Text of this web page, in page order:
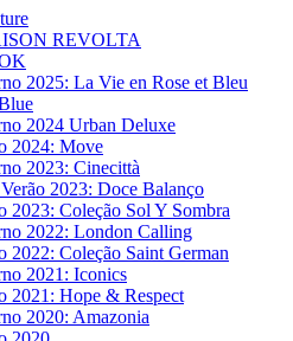
REVOLTA
2025: La Vie en Rose et Bleu
2024 Urban Deluxe
2024: Move
2023: Cinecittà
2023: Doce Balanço
2023: Coleção Sol Y Sombra
2022: London Calling
2022: Coleção Saint German
2021: Iconics
2021: Hope & Respect
2020: Amazonia